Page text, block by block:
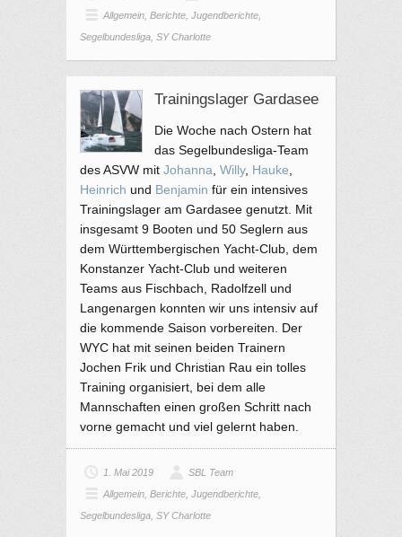
Allgemein Berichte Jugendberichte
Segelbundesliga SY Charlotte
Trainingslager Gardasee
Die Woche nach Ostern hat
das Segelbundesliga-Team
des ASVW mit Johanna Willy, Hauke
Heinrich und Benjamin für ein intensives
Trainingslager am Gardasee genutzt. Mit
insgesamt 9 Booten und 50 Seglern aus
dem Württembergischen Yacht-Club, dem
Konstanzer Yacht-Club und weiteren
Teams aus Fischbach, Radolfzell und
Langenargen konnten wir uns intensiv auf
die kommende Saison vorbereiten. Der
WYC hat mit seinen beiden Trainern
Jochen Frik und Christian Rau ein tolles
Training organisiert, bei dem alle
Mannschaften einen großen Schritt nach
vorne gemacht und viel gelernt haben.
1. Mai 2019
SBL Team
Allgemein Berichte Jugendberichte
Segelbundesliga SY Charlotte